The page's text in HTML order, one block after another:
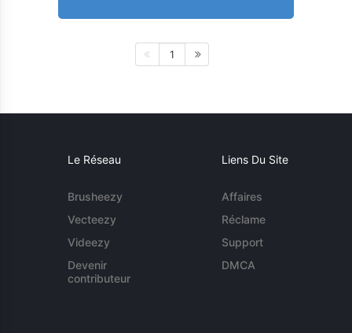
1
Le Réseau
Brusheezy
Vecteezy
Videezy
Devenir
contributeur
Liens Du Site
Affaires
Réclame
Support
DMCA